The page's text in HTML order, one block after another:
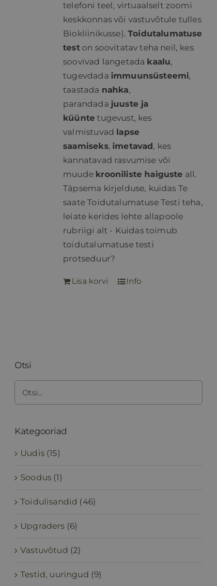
telefoni teel, virtuaalselt zoomi
keskkonnas või vastuvõtule tulles
Biokliinikusse).Toidutalumatuse
teston soovitatav teha neil, kes
soovivad langetada kaalu,
tugevdada immuunsüsteemi,
taastada nahka,
parandada juuste ja
küünte tugevust, kes
valmistuvad lapse
saamiseks, imetavad, kes
kannatavad rasvumise või
muude krooniliste haiguste all.
Täpsema kirjelduse, kuidas Te
saate Toidutalumatuse Testi teha,
leiate kerides lehte allapoole
rubriigi alt - Kuidas toimub
toidutalumatuse testi
protseduur?
Lisa korvi Info
Otsi
Kategooriad
Uudis (15)
Soodus (1)
Toidulisandid (46)
Upgraders (6)
Vastuvõtud (2)
Testid, uuringud (9)